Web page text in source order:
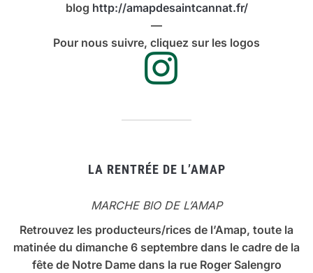
blog http://amapdesaintcannat.fr/
—
Pour nous suivre, cliquez sur les logos
LA RENTRÉE DE L’AMAP
MARCHE BIO DE L’AMAP
Retrouvez les producteurs/rices de l’Amap, toute la
matinée du dimanche 6 septembre dans le cadre de la
fête de Notre Dame dans la rue Roger Salengro